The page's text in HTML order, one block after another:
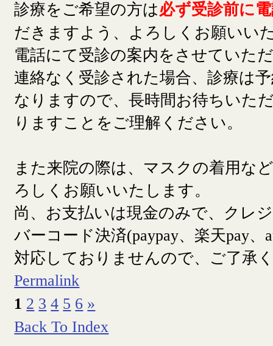
診療をご希望の方は必ず受診前に
だきますよう、よろしくお願いい
電話にて受診の案内をさせていた
連絡なく受診された場合、診療は
なりますので、長時間お待ちいた
りますことをご理解ください。
また来院の際は、マスクの着用な
ろしくお願いいたします。
尚、お支払いは現金のみで、クレ
バーコード決済(paypay、楽天pay、
対応しておりませんので、ご了承
Permalink
1 2 3 4 5 6 »
Back To Index